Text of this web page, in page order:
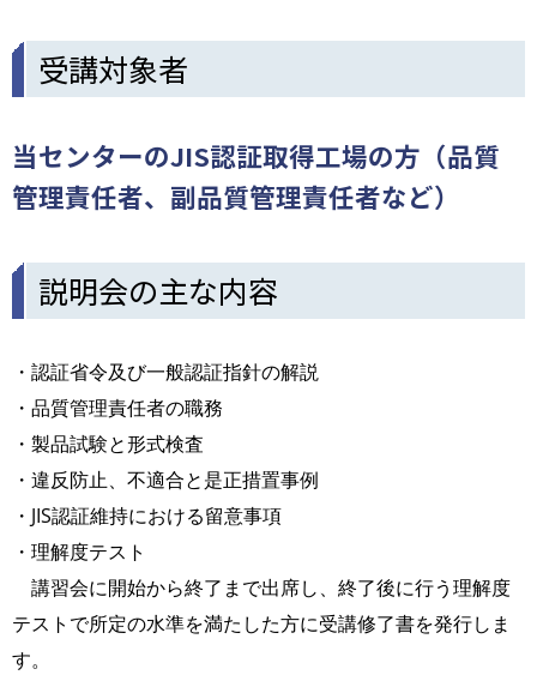
受講対象者
当センターのJIS認証取得工場の方（品質
管理責任者、副品質管理責任者など）
説明会の主な内容
・認証省令及び一般認証指針の解説
・品質管理責任者の職務
・製品試験と形式検査
・違反防止、不適合と是正措置事例
・JIS認証維持における留意事項
・理解度テスト
講習会に開始から終了まで出席し、終了後に行う理解度
テストで所定の水準を満たした方に受講修了書を発行しま
す。